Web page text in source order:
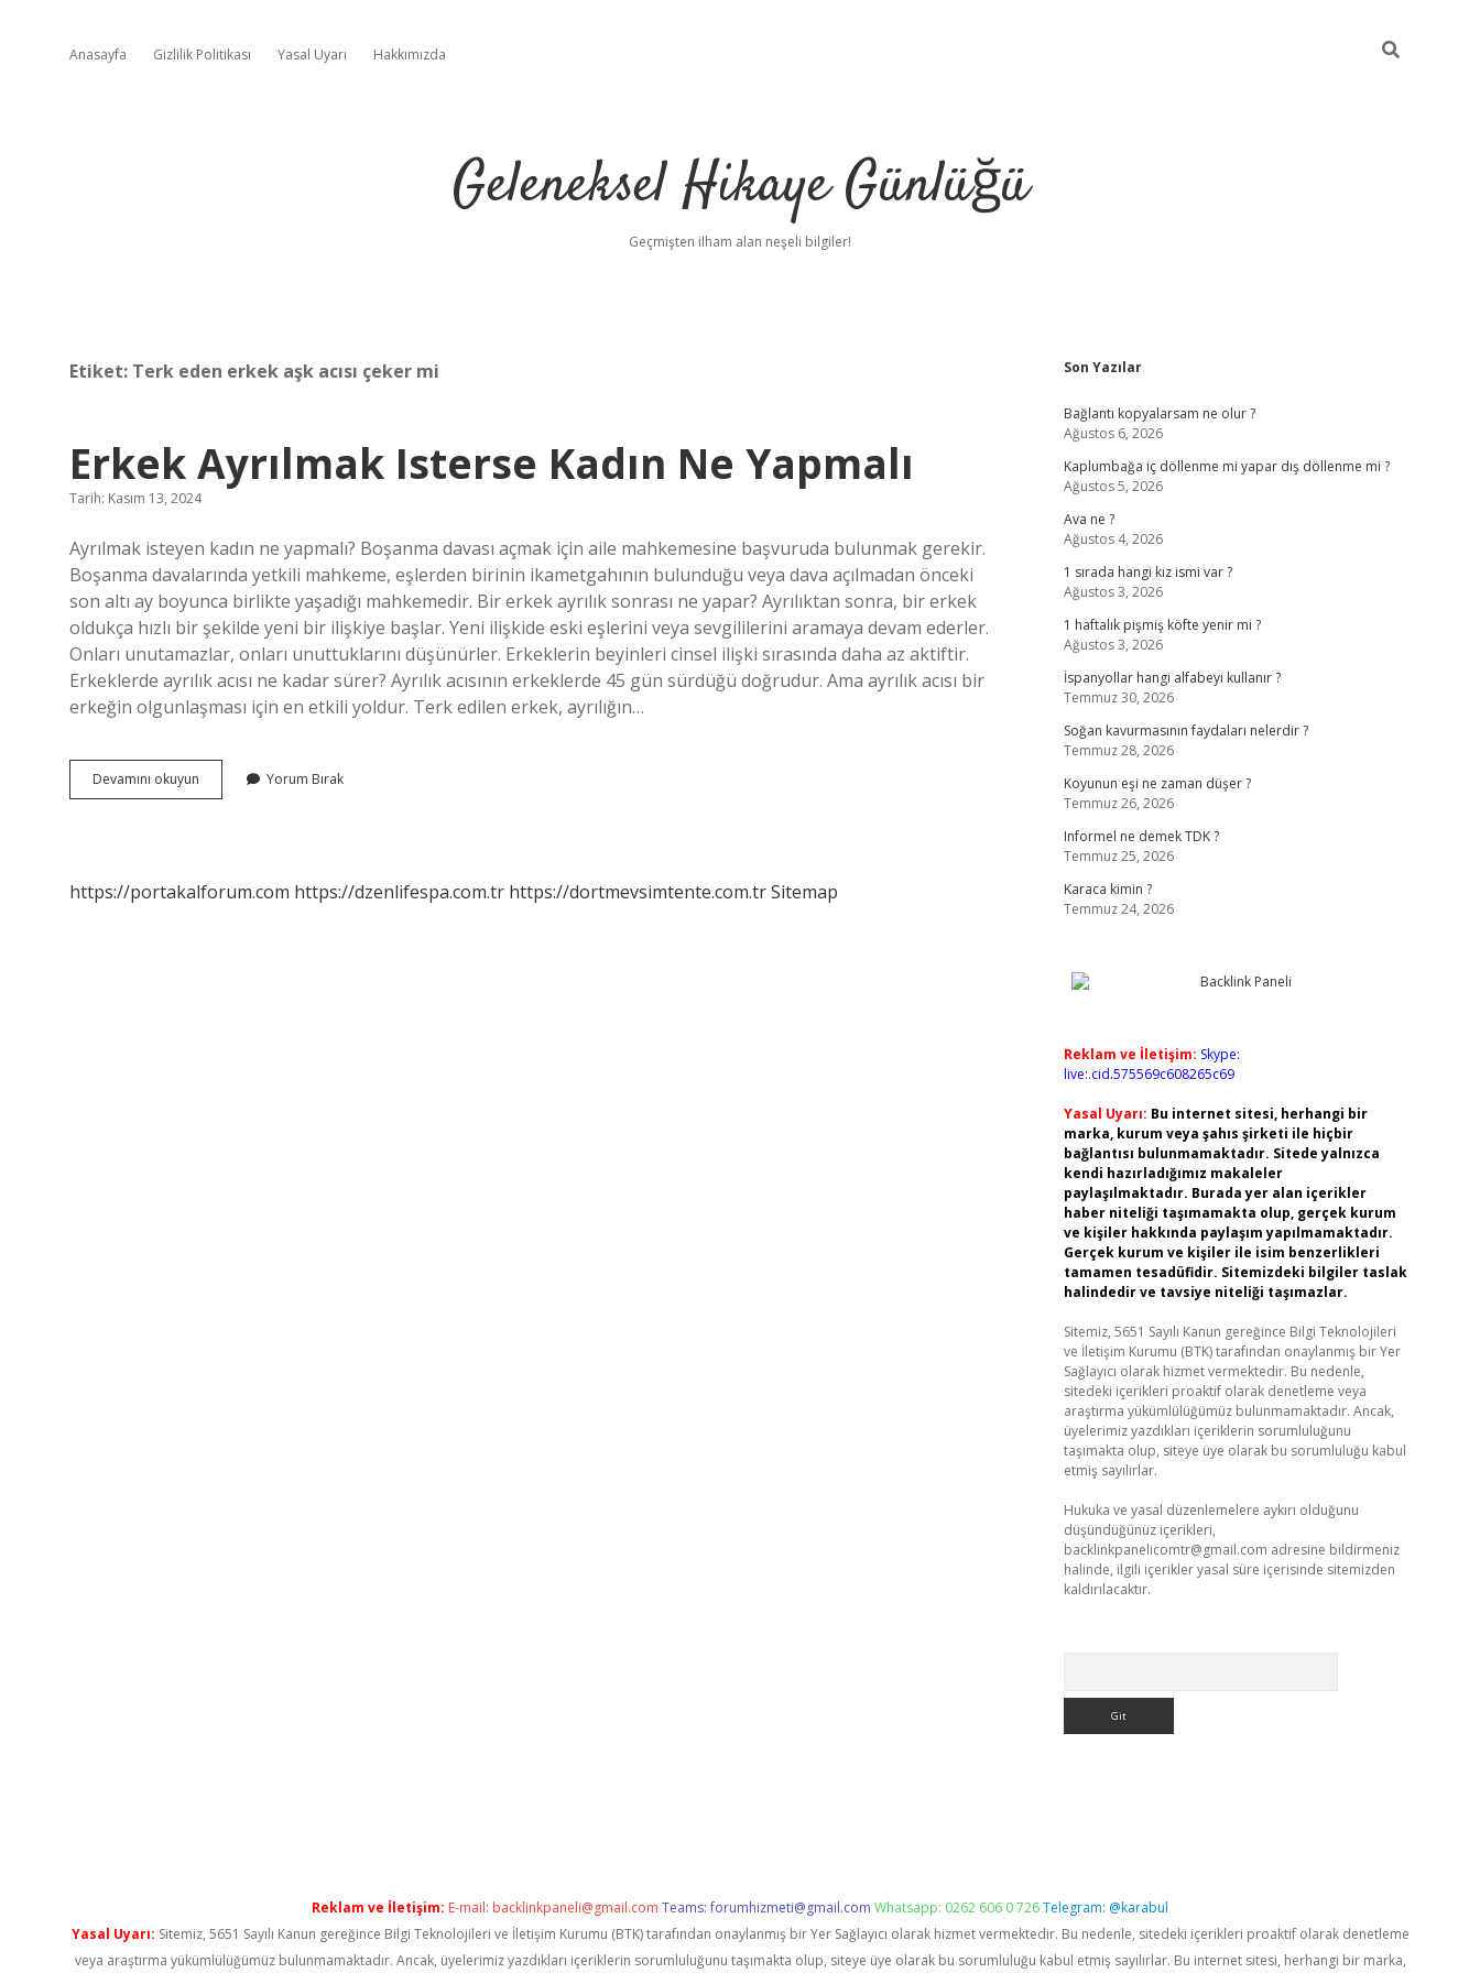
Anasayfa Gizlilik Politikası Yasal Uyarı Hakkımızda
Geleneksel Hikaye Günlüğü
Geçmişten ilham alan neşeli bilgiler!
Etiket: Terk eden erkek aşk acısı çeker mi
Erkek Ayrılmak Isterse Kadın Ne Yapmalı
Tarih: Kasım 13, 2024
Ayrılmak isteyen kadın ne yapmalı? Boşanma davası açmak için aile mahkemesine başvuruda bulunmak gerekir.
Boşanma davalarında yetkili mahkeme, eşlerden birinin ikametgahının bulunduğu veya dava açılmadan önceki
son altı ay boyunca birlikte yaşadığı mahkemedir. Bir erkek ayrılık sonrası ne yapar? Ayrılıktan sonra, bir erkek
oldukça hızlı bir şekilde yeni bir ilişkiye başlar. Yeni ilişkide eski eşlerini veya sevgililerini aramaya devam ederler.
Onları unutamazlar, onları unuttuklarını düşünürler. Erkeklerin beyinleri cinsel ilişki sırasında daha az aktiftir.
Erkeklerde ayrılık acısı ne kadar sürer? Ayrılık acısının erkeklerde 45 gün sürdüğü doğrudur. Ama ayrılık acısı bir
erkeğin olgunlaşması için en etkili yoldur. Terk edilen erkek, ayrılığın…
Devamını okuyun
Ayrılmak
Yorum Bırak
https://portakalforum.com https://dzenlifespa.com.tr https://dortmevsimtente.com.trSitemap
Sidebar
Son Yazılar
Bağlantı kopyalarsam ne olur ?
Ağustos 6, 2026
Kaplumbağa iç döllenme mi yapar dış döllenme mi ?
Ağustos 5, 2026
Ava ne ?
Ağustos 4, 2026
1 sırada hangi kız ismi var ?
Ağustos 3, 2026
1 haftalık pişmiş köfte yenir mi ?
Ağustos 3, 2026
İspanyollar hangi alfabeyi kullanır ?
Temmuz 30, 2026
Soğan kavurmasının faydaları nelerdir ?
Temmuz 28, 2026
Koyunun eşi ne zaman düşer ?
Temmuz 26, 2026
Informel ne demek TDK ?
Temmuz 25, 2026
Karaca kimin ?
Temmuz 24, 2026
Reklam ve İletişim: Skype:
live:.cid.575569c608265c69
Yasal Uyarı: Bu internet sitesi, herhangi bir
marka, kurum veya şahıs şirketi ile hiçbir
bağlantısı bulunmamaktadır. Sitede yalnızca
kendi hazırladığımız makaleler
paylaşılmaktadır. Burada yer alan içerikler
haber niteliği taşımamakta olup, gerçek kurum
ve kişiler hakkında paylaşım yapılmamaktadır.
Gerçek kurum ve kişiler ile isim benzerlikleri
tamamen tesadüfidir. Sitemizdeki bilgiler taslak
halindedir ve tavsiye niteliği taşımazlar.
Sitemiz, 5651 Sayılı Kanun gereğince Bilgi Teknolojileri
ve İletişim Kurumu (BTK) tarafından onaylanmış bir Yer
Sağlayıcı olarak hizmet vermektedir. Bu nedenle,
sitedeki içerikleri proaktif olarak denetleme veya
araştırma yükümlülüğümüz bulunmamaktadır. Ancak,
üyelerimiz yazdıkları içeriklerin sorumluluğunu
taşımakta olup, siteye üye olarak bu sorumluluğu kabul
etmiş sayılırlar.
Hukuka ve yasal düzenlemelere aykırı olduğunu
düşündüğünüz içerikleri,
backlinkpanelicomtr@gmail.com adresine bildirmeniz
halinde, ilgili içerikler yasal süre içerisinde sitemizden
kaldırılacaktır.
Reklam ve İletişim: E-mail: backlinkpaneli@gmail.com Teams:forumhizmeti@gmail.com Whatsapp: 0262 606 0 726Telegram: @karabul
Yasal Uyarı: Sitemiz, 5651 Sayılı Kanun gereğince Bilgi Teknolojileri ve İletişim Kurumu (BTK) tarafından onaylanmış bir Yer Sağlayıcı olarak hizmet vermektedir. Bu nedenle, sitedeki içerikleri proaktif olarak denetleme
veya araştırma yükümlülüğümüz bulunmamaktadır. Ancak, üyelerimiz yazdıkları içeriklerin sorumluluğunu taşımakta olup, siteye üye olarak bu sorumluluğu kabul etmiş sayılırlar. Bu internet sitesi, herhangi bir marka,